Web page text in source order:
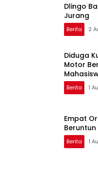
Dlingo
Jurang
Berita 2
Diduga
Motor
Berita 1
Empat
Berita 1